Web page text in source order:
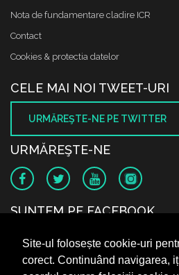
Site-ul folosește cookie-uri
corect. Continuând navigarea,
Nota de fundamentare cladire ICR
Contact
Cookies & protectia datelor
CELE MAI NOI TWEET-URI
URMĂREŞTE-NE PE TWITTER
URMĂREŞTE-NE
SUNTEM PE FACEBOOK